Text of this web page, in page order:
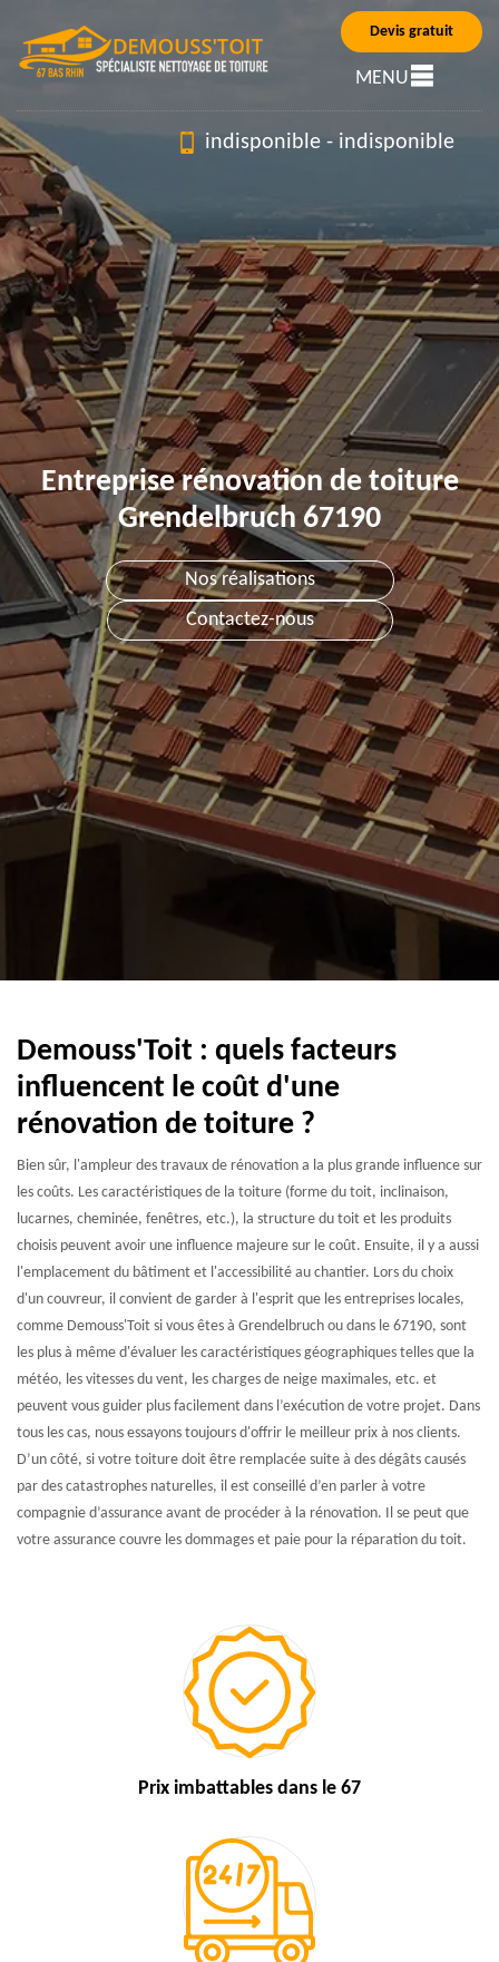
Devis gratuit
MENU
indisponible - indisponible
Entreprise rénovation de toiture
Grendelbruch 67190
Nos réalisations
Contactez-nous
Demouss'Toit : quels facteurs
influencent le coût d'une
rénovation de toiture ?
Bien sûr, l'ampleur des travaux de rénovation a la plus grande influence sur
les coûts. Les caractéristiques de la toiture (forme du toit, inclinaison,
lucarnes, cheminée, fenêtres, etc.), la structure du toit et les produits
choisis peuvent avoir une influence majeure sur le coût. Ensuite, il y a aussi
l'emplacement du bâtiment et l'accessibilité au chantier. Lors du choix
d'un couvreur, il convient de garder à l'esprit que les entreprises locales,
comme Demouss'Toit si vous êtes à Grendelbruch ou dans le 67190, sont
les plus à même d'évaluer les caractéristiques géographiques telles que la
météo, les vitesses du vent, les charges de neige maximales, etc. et
peuvent vous guider plus facilement dans l’exécution de votre projet. Dans
tous les cas, nous essayons toujours d'offrir le meilleur prix à nos clients.
D’un côté, si votre toiture doit être remplacée suite à des dégâts causés
par des catastrophes naturelles, il est conseillé d’en parler à votre
compagnie d’assurance avant de procéder à la rénovation. Il se peut que
votre assurance couvre les dommages et paie pour la réparation du toit.
Prix imbattables dans le 67